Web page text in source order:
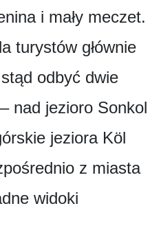
i mały meczet.
turystów głównie
odbyć dwie
nad jezioro Sonkol
jeziora Köl
z miasta
widoki